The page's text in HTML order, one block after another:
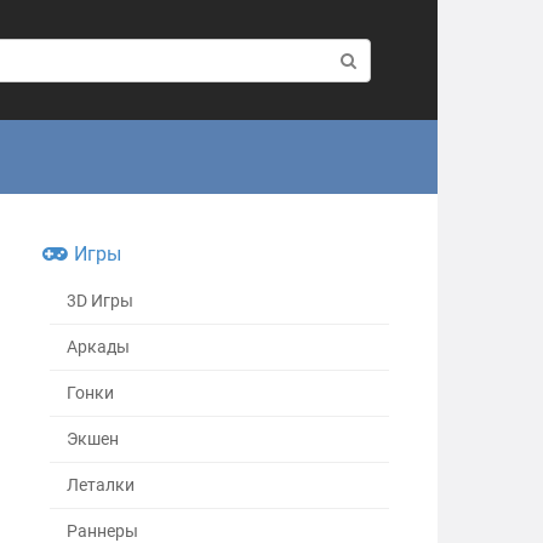
Игры
3D Игры
Аркады
Гонки
Экшен
Леталки
Раннеры